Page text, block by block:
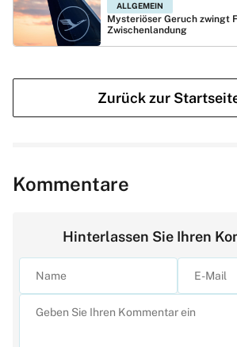
ALLGEMEIN
Mysteriöser Geruch zwingt
Zwischenlandung
Zurück zur
Kommentare
Hinterlassen Sie Ihren